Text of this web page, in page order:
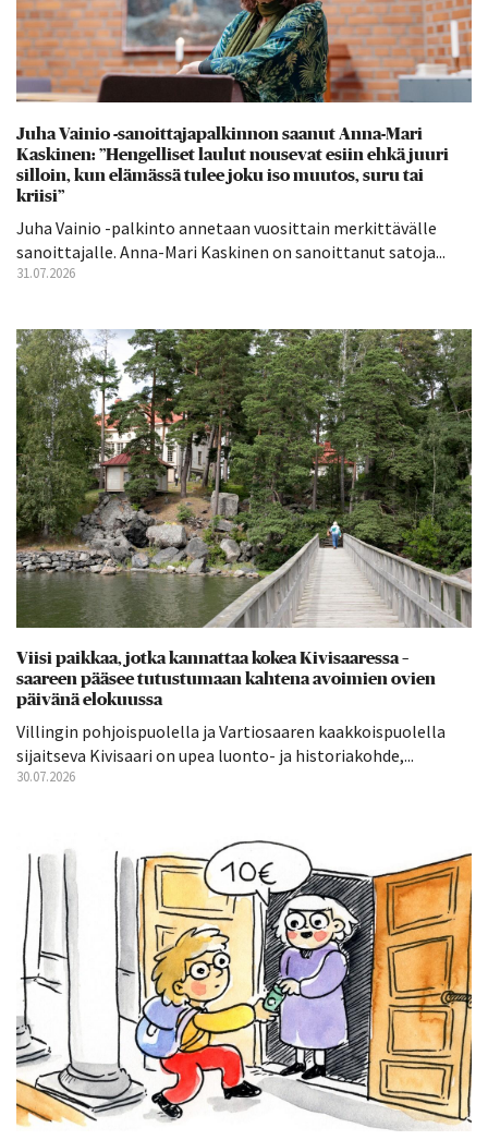
Juha Vainio -sanoittajapalkinnon saanut Anna-Mari
Kaskinen: ”Hengelliset laulut nousevat esiin ehkä juuri
silloin, kun elämässä tulee joku iso muutos, suru tai
kriisi”
Juha Vainio -palkinto annetaan vuosittain merkittävälle
sanoittajalle. Anna-Mari Kaskinen on sanoittanut satoja...
31.07.2026
Viisi paikkaa, jotka kannattaa kokea Kivisaaressa –
saareen pääsee tutustumaan kahtena avoimien ovien
päivänä elokuussa
Villingin pohjoispuolella ja Vartiosaaren kaakkoispuolella
sijaitseva Kivisaari on upea luonto- ja historiakohde,...
30.07.2026